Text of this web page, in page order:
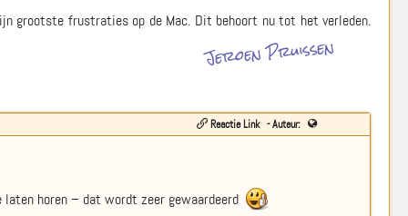
grootste frustraties op de Mac. Dit behoort nu tot het verleden.
Jeroen Pruissen
- Auteur:
Reactie Link
horen – dat wordt zeer gewaardeerd